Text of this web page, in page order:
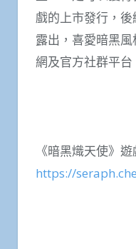
戲的上市發行，
露出，喜愛暗黑
網及官方社群平台
《暗黑熾天使》遊
https://